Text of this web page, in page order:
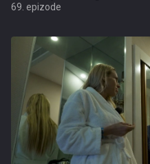
69. epizode